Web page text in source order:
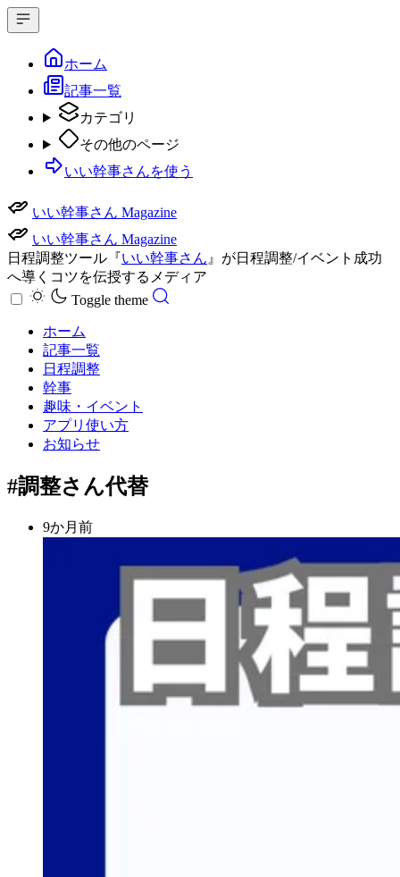
ホーム
記事一覧
カテゴリ
その他のページ
いい幹事さんを使う
いい幹事さん Magazine
いい幹事さん Magazine
日程調整ツール『いい幹事さん 』が日程調整/イベント成功
へ導くコツを伝授するメディア
Toggle theme
ホーム
記事一覧
日程調整
幹事
趣味・イベント
アプリ使い方
お知らせ
#調整さん代替